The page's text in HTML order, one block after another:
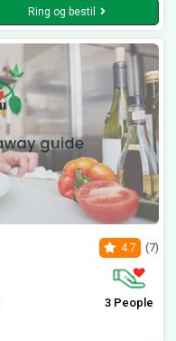
Ring og bestil
4.7 (7)
3 People